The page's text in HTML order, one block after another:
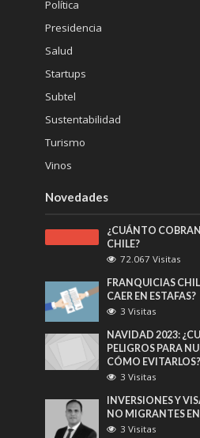
Política
Presidencia
Salud
Startups
Subtel
Sustentabilidad
Turismo
Vinos
Novedades
¿CUÁNTO COBRAN
CHILE?
72.067 Visitas
FRANQUICIAS
CAER EN ESTAFAS?
3 Visitas
NAVIDAD 2023:
PELIGROS PARA
CÓMO EVITARLOS?
3 Visitas
INVERSIONES Y
NO MIGRANTES
3 Visitas